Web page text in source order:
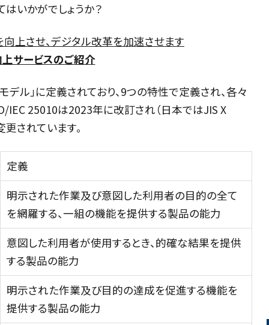
いかがでしょうか？
上させ、デジタル改革を加速させます
サービスのご紹介
デル」に定義されており、9つの特性で定義され、各々
IEC 25010は2023年に改訂され（日本ではJIS X
されています。
定義
明示された作業及び意図した利用者の目的の全て
を網羅する、一組の機能を提供する製品の能力
意図した利用者が使用するとき、的確な結果を提供
する製品の能力
明示された作業及び目的の達成を促進する機能を
提供する製品の能力